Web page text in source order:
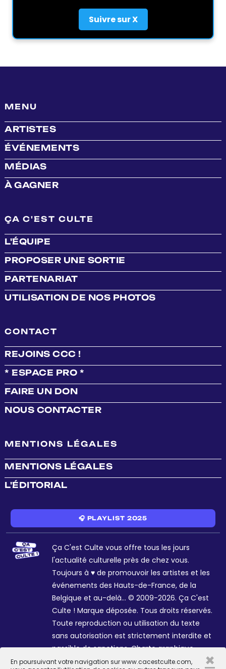
En poursuivant votre navigation sur www.cacestculte.com,
×
Suivre sur X
MENU
ARTISTES
ÉVÉNEMENTS
MÉDIAS
À GAGNER
ÇA C'EST CULTE
L'ÉQUIPE
PROPOSER UNE SORTIE
PARTENARIAT
UTILISATION DE NOS PHOTOS
CONTACT
REJOINS CCC !
* ESPACE PRO *
FAIRE UN DON
NOUS CONTACTER
MENTIONS LÉGALES
MENTIONS LÉGALES
L'ÉDITORIAL
🎧 PLAYLIST 2025
Ça C'est Culte vous offre tous les jours
l'actualité culturelle près de chez vous.
Toujours à ♥ de promouvoir les artistes et les
événements des Hauts-de-France, de la
Belgique et au-delà... © 2009-2026. Ça C'est
Culte ! Marque déposée. Tous droits réservés.
Toute reproduction ou utilisation du texte
sans autorisation est strictement interdite et
passible de sanctions. Charte graphique
Sophie R. et Céline Galant.